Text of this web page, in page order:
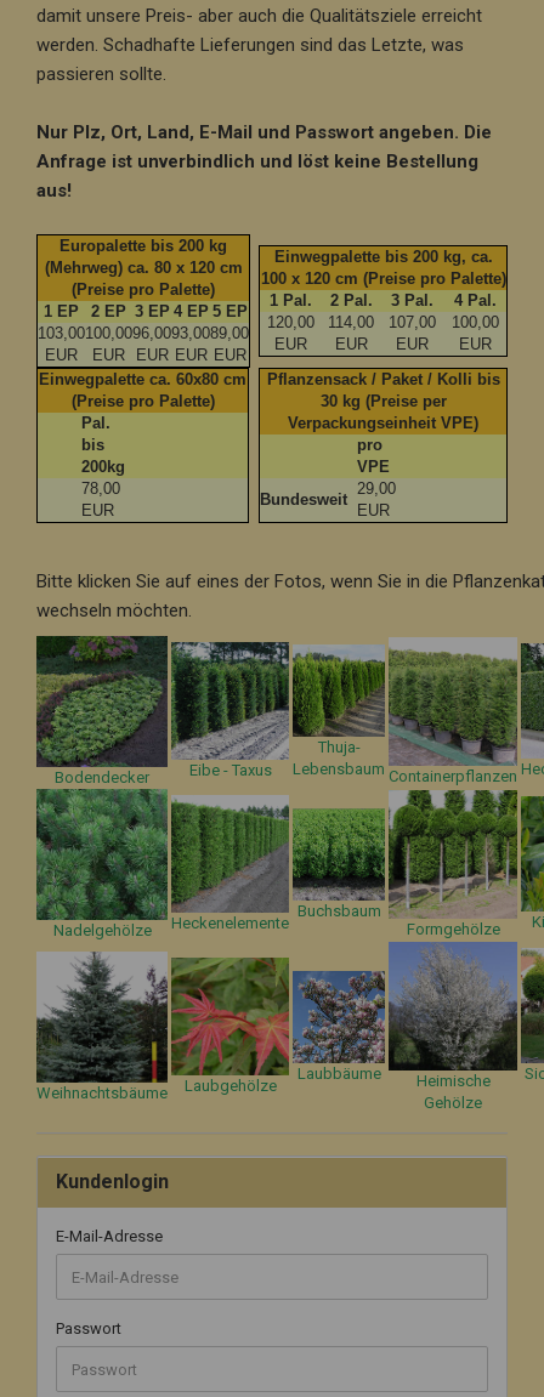
damit unsere Preis- aber auch die Qualitätsziele erreicht
werden. Schadhafte Lieferungen sind das Letzte, was
passieren sollte.
Nur Plz, Ort, Land, E-Mail und Passwort angeben. Die
Anfrage ist unverbindlich und löst keine Bestellung
aus!
Europalette bis 200 kg
(Mehrweg) ca. 80 x 120 cm
(Preise pro Palette)
1 EP
2 EP 3 EP 4 EP 5 EP
103,00
EUR
100,00
EUR
96,00
EUR
93,00
EUR
89,00
EUR
Einwegpalette bis 200 kg, ca.
100 x 120 cm (Preise pro Palette)
1 Pal.
2 Pal. 3 Pal.
4 Pal.
120,00
EUR
114,00
EUR
107,00
EUR
100,00
EUR
Einwegpalette ca. 60x80 cm
(Preise pro Palette)
Pal.
bis
200kg
78,00
EUR
Pflanzensack / Paket / Kolli bis
30 kg (Preise per
Verpackungseinheit VPE)
pro
VPE
Bundesweit
29,00
EUR
Bitte klicken Sie auf eines der Fotos, wenn Sie in die
wechseln möchten.
Bodendecker Eibe - Taxus
Thuja-
Lebensbaum Containerpflanzen
Nadelgehölze Heckenelemente
Buchsbaum
Formgehölze
Weihnachtsbäume Laubgehölze
Laubbäume
Heimische
Gehölze
Kundenlogin
E-Mail-Adresse
Passwort